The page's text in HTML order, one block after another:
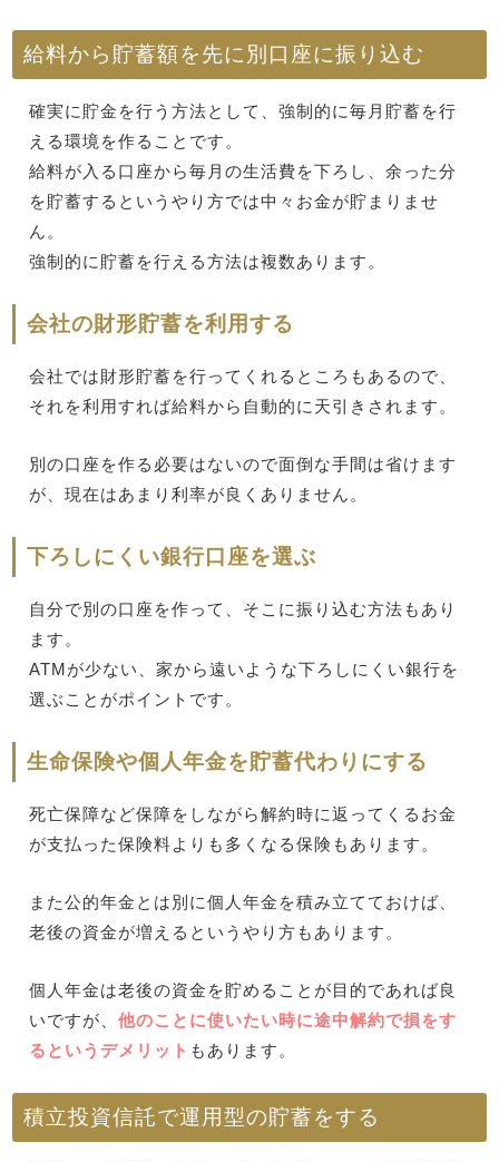
給料から貯蓄額を先に別口座に振り込む
確実に貯金を行う方法として、強制的に毎月貯蓄を行
える環境を作ることです。
給料が入る口座から毎月の生活費を下ろし、余った分
を貯蓄するというやり方では中々お金が貯まりませ
ん。
強制的に貯蓄を行える方法は複数あります。
会社の財形貯蓄を利用する
会社では財形貯蓄を行ってくれるところもあるので、
それを利用すれば給料から自動的に天引きされます。
別の口座を作る必要はないので面倒な手間は省けます
が、現在はあまり利率が良くありません。
下ろしにくい銀行口座を選ぶ
自分で別の口座を作って、そこに振り込む方法もあり
ます。
ATMが少ない、家から遠いような下ろしにくい銀行を
選ぶことがポイントです。
生命保険や個人年金を貯蓄代わりにする
死亡保障など保障をしながら解約時に返ってくるお金
が支払った保険料よりも多くなる保険もあります。
また公的年金とは別に個人年金を積み立てておけば、
老後の資金が増えるというやり方もあります。
個人年金は老後の資金を貯めることが目的であれば良
いですが、他のことに使いたい時に途中解約で損をす
るというデメリット もあります。
積立投資信託で運用型の貯蓄をする